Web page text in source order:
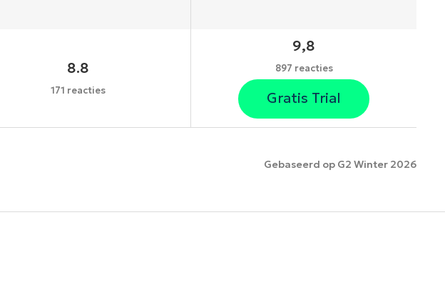
8.8
171 reacties
9,8
897 reacties
Gratis Trial
Gebaseerd op G2 Winter 2026